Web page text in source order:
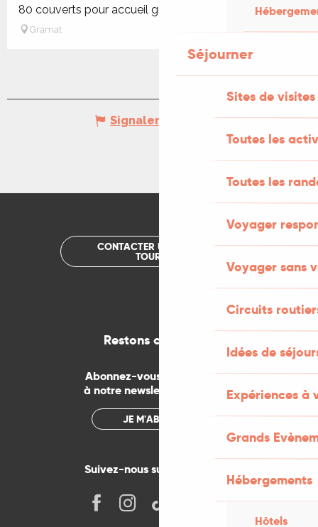
Séjourner
Sites de visites
Toutes les
Toutes les
Voyager
Voyager sans
Circuits
Idées de
Expériences à
Grands
Hébergements
Hôtels
80 couverts pour accueil groupe."
Gramat
Signaler une erreur
CONTACTER UN OFFICE DE
TOURISME
Restons connectés
Abonnez-vous gratuitement
à notre newsletter mensuelle
JE M'ABONNE
Suivez-nous sur les réseaux !